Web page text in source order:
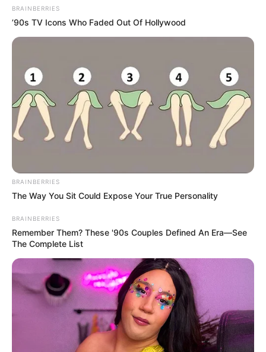
BRAINBERRIES
’90s TV Icons Who Faded Out Of Hollywood
BRAINBERRIES
The Way You Sit Could Expose Your True Personality
BRAINBERRIES
Remember Them? These '90s Couples Defined An Era—See
The Complete List